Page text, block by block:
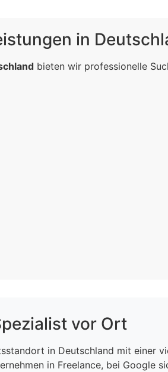
in
bieten wir professionelle
vor Ort
in Deutschland mit einer
in Freelance, bei Google